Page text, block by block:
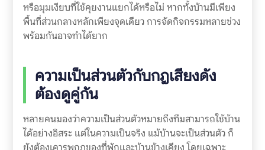
หรือมุมเงียบที่ใช้คุยงานแยกได้หรือไม่ หากทั้งบ้านมีเพียง
พื้นที่ส่วนกลางหลักเพียงจุดเดียว การจัดกิจกรรมหลายช่วง
พร้อมกันอาจทำได้ยาก
ความเป็นส่วนตัวกับกฎเสียงดัง
ต้องดูคู่กัน
หลายคนมองว่าความเป็นส่วนตัวหมายถึงทีมสามารถใช้บ้าน
ได้อย่างอิสระ แต่ในความเป็นจริง แม้บ้านจะเป็นส่วนตัว ก็
ยังต้องเคารพกฎของที่พักและบ้านข้างเคียง โดยเฉพาะ